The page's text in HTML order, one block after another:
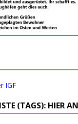
IGF
(TAGS): HIER